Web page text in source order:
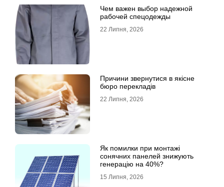
Чем важен выбор надежной
рабочей спецодежды
22 Липня, 2026
Причини звернутися в якісне
бюро перекладів
22 Липня, 2026
Як помилки при монтажі
сонячних панелей знижують
генерацію на 40%?
15 Липня, 2026